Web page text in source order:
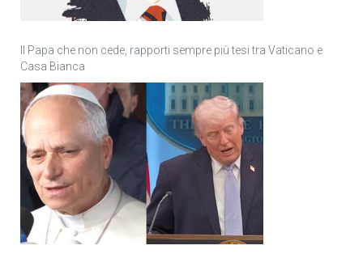
Il Papa che non cede, rapporti sempre più tesi tra Vaticano e
Casa Bianca